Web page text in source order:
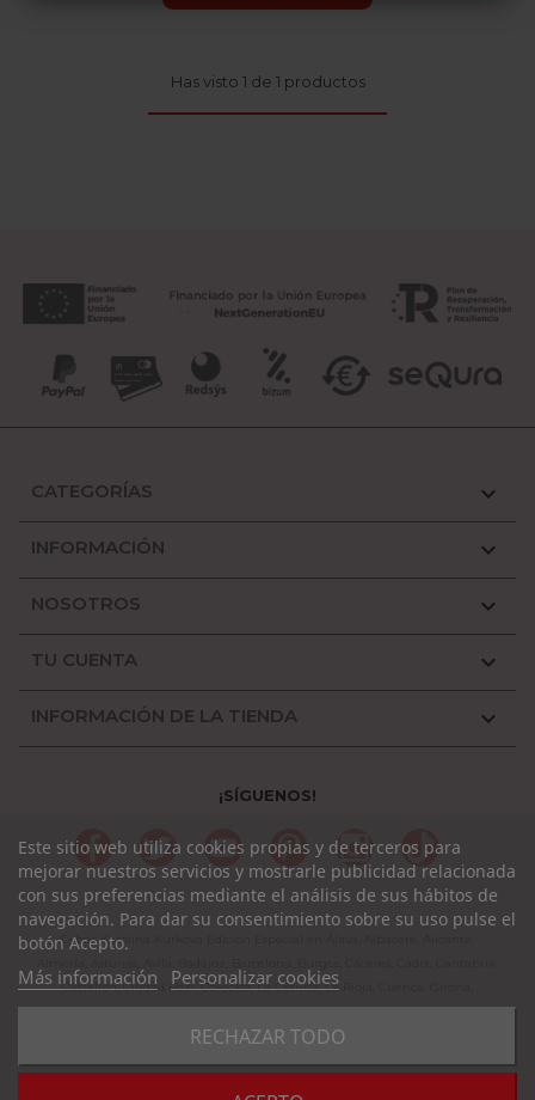
Has visto 1 de 1 productos
CATEGORÍAS 
INFORMACIÓN 
NOSOTROS 
TU CUENTA 
INFORMACIÓN DE LA TIENDA 
¡SÍGUENOS!
FacebookTwitter YouTubePinterestInstagramTikTok
Este sitio web utiliza cookies propias y de terceros para
mejorar nuestros servicios y mostrarle publicidad relacionada
con sus preferencias mediante el análisis de sus hábitos de
navegación. Para dar su consentimiento sobre su uso pulse el
botón Acepto.
Más información Personalizar cookies
RECHAZAR TODO
Cybex Karolina Kurkova Edición Especial en Álava, Albacete, Alicante,
Castellón, Ciudad Real, Córdoba, La Coruña, La Rioja, Cuenca, Girona,
Granada, Guadalajara, Guipuzcoa, Huelva, Huesca, Jaen, León, Lleida, Lugo,
Madrid, Málaga, Murcia, Navarra, Orense, Palencia, Pontevedra, Rioja,